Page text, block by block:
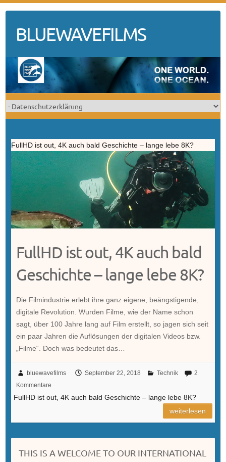
contentBLUEWAVEFILMS
FullHD ist out, 4K auch bald Geschichte – lange lebe 8K?
FullHD ist out, 4K auch bald
Geschichte – lange lebe 8K?
Die Filmindustrie erlebt ihre ganz eigene, beängstigende,
digitale Revolution. Wurden Filme, wie der Name schon
sagt, über 100 Jahre lang auf Film erstellt, so jagen sich seit
ein paar Jahren die Auflösungen der digitalen Videos bzw.
„Filme“. Doch was bedeutet das…
bluewavefilms September 22, 2018 Technik
2
Kommentare
FullHD ist out, 4K auch bald Geschichte – lange lebe 8K?
weiterlesen
THIS IS A WELCOME TO OUR INTERNATIONAL